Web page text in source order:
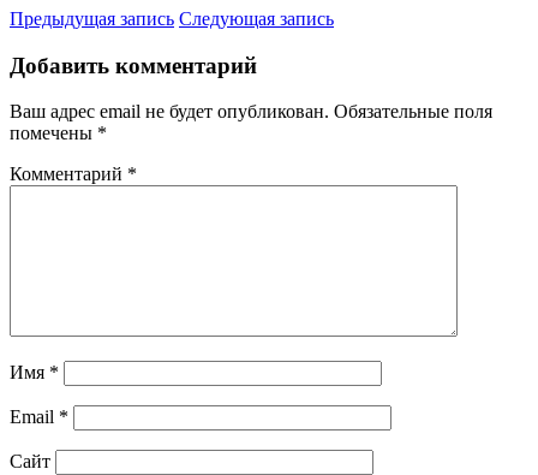
Предыдущая запись Следующая запись
Добавить комментарий
Ваш адрес email не будет опубликован. Обязательные поля
помечены *
Комментарий *
Имя *
Email *
Сайт